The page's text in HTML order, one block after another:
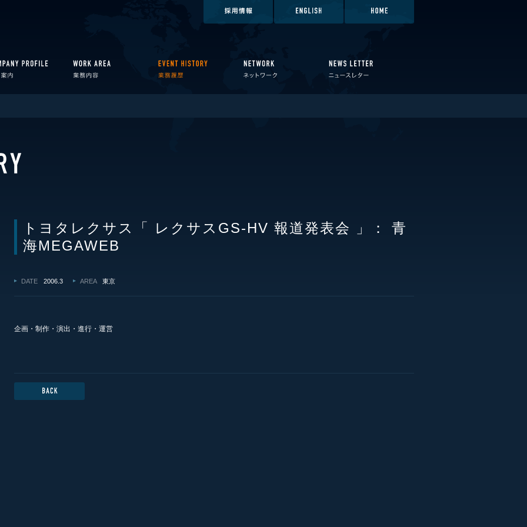
トヨタレクサス「 レクサスGS-HV 報道発表会 」： 青
海MEGAWEB
DATE 2006.3 AREA 東京
企画・制作・演出・進行・運営